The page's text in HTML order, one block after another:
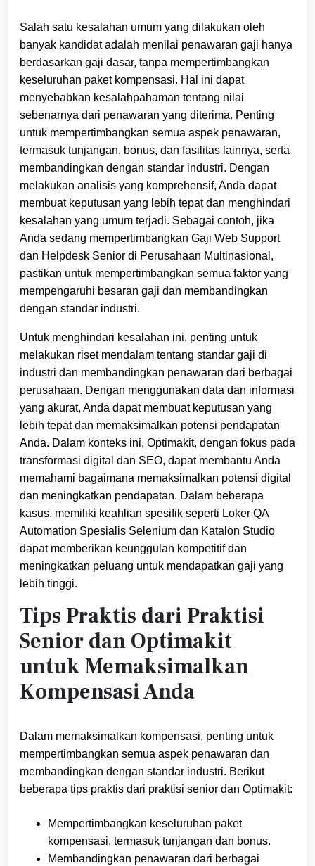
Salah satu kesalahan umum yang dilakukan oleh
banyak kandidat adalah menilai penawaran gaji hanya
berdasarkan gaji dasar, tanpa mempertimbangkan
keseluruhan paket kompensasi. Hal ini dapat
menyebabkan kesalahpahaman tentang nilai
sebenarnya dari penawaran yang diterima. Penting
untuk mempertimbangkan semua aspek penawaran,
termasuk tunjangan, bonus, dan fasilitas lainnya, serta
membandingkan dengan standar industri. Dengan
melakukan analisis yang komprehensif, Anda dapat
membuat keputusan yang lebih tepat dan menghindari
kesalahan yang umum terjadi. Sebagai contoh, jika
Anda sedang mempertimbangkan Gaji Web Support
dan Helpdesk Senior di Perusahaan Multinasional,
pastikan untuk mempertimbangkan semua faktor yang
mempengaruhi besaran gaji dan membandingkan
dengan standar industri.
Untuk menghindari kesalahan ini, penting untuk
melakukan riset mendalam tentang standar gaji di
industri dan membandingkan penawaran dari berbagai
perusahaan. Dengan menggunakan data dan informasi
yang akurat, Anda dapat membuat keputusan yang
lebih tepat dan memaksimalkan potensi pendapatan
Anda. Dalam konteks ini, Optimakit, dengan fokus pada
transformasi digital dan SEO, dapat membantu Anda
memahami bagaimana memaksimalkan potensi digital
dan meningkatkan pendapatan. Dalam beberapa
kasus, memiliki keahlian spesifik seperti Loker QA
Automation Spesialis Selenium dan Katalon Studio
dapat memberikan keunggulan kompetitif dan
meningkatkan peluang untuk mendapatkan gaji yang
lebih tinggi.
Tips Praktis dari Praktisi
Senior dan Optimakit
untuk Memaksimalkan
Kompensasi Anda
Dalam memaksimalkan kompensasi, penting untuk
mempertimbangkan semua aspek penawaran dan
membandingkan dengan standar industri. Berikut
beberapa tips praktis dari praktisi senior dan Optimakit:
Mempertimbangkan keseluruhan paket
kompensasi, termasuk tunjangan dan bonus.
Membandingkan penawaran dari berbagai